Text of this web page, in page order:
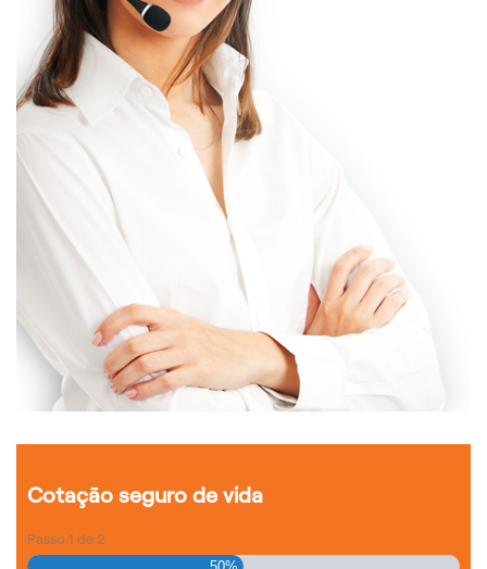
Cotação seguro de vida
Passo 1 de 2